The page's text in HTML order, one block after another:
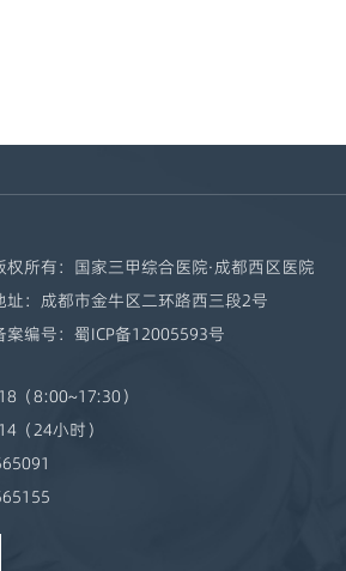
权所有： 国家三甲综合医院·成都西区医院
： 成都市金牛区二环路西三段2号
案编号： 蜀ICP备12005593号
（8:00~17:30）
（24小时）